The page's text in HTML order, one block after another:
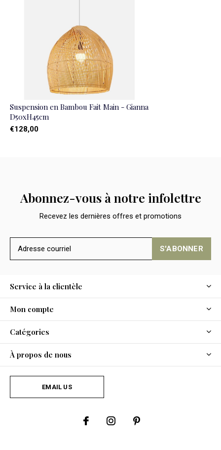
Suspension en Bambou Fait Main - Gianna
D50xH45cm
€128,00
Abonnez-vous à notre infolettre
Recevez les dernières offres et promotions
S'ABONNER
Service à la clientèle
Mon compte
Catégories
À propos de nous
EMAIL US